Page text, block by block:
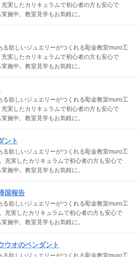
実したカリキュラムで初心者の方も安心で
施中。教室見学もお気軽に。
る欲しいジュエリーがつくれる彫金教室muro工
実したカリキュラムで初心者の方も安心で
施中。教室見学もお気軽に。
る欲しいジュエリーがつくれる彫金教室muro工
実したカリキュラムで初心者の方も安心で
施中。教室見学もお気軽に。
ント
る欲しいジュエリーがつくれる彫金教室muro工
充実したカリキュラムで初心者の方も安心で
施中。教室見学もお気軽に。
国報告
る欲しいジュエリーがつくれる彫金教室muro工
充実したカリキュラムで初心者の方も安心で
施中。教室見学もお気軽に。
ウオのペンダント